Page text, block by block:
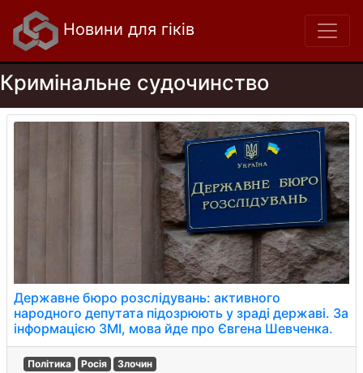
Новини для гіків
Кримінальне судочинство
Державне бюро розслідувань: активного
народного депутата підозрюють у зраді державі. За
інформацією ЗМІ, мова йде про Євгена Шевченка.
Політика Росія Злочин